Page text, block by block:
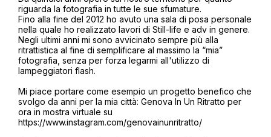
riguarda la fotografia in tutte le sue sfumature.
Fino alla fine del 2012 ho avuto una sala di posa personale
nella quale ho realizzato lavori di Still-life e adv in genere.
Negli ultimi anni mi sono avvicinato sempre più alla
ritrattistica al fine di semplificare al massimo la “mia”
fotografia, senza per forza legarmi all'utilizzo di
lampeggiatori flash.
Mi piace portare come esempio un progetto benefico che
svolgo da anni per la mia città: Genova In Un Ritratto per
ora in mostra virtuale su
https://www.instagram.com/genovainunritratto/